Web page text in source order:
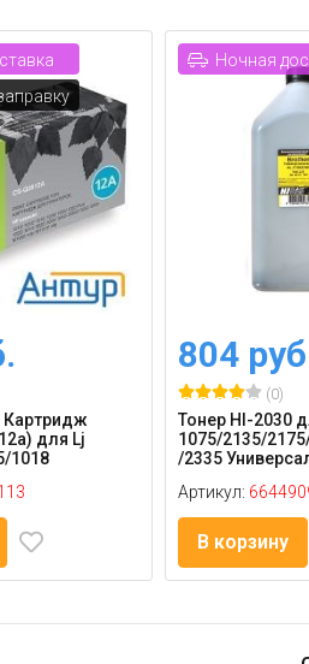
Картридж
для Lj
1018
Ночная
804
(0)
Тонер Hl-2030
1075/2135/
/2335
Артикул:
В корзину